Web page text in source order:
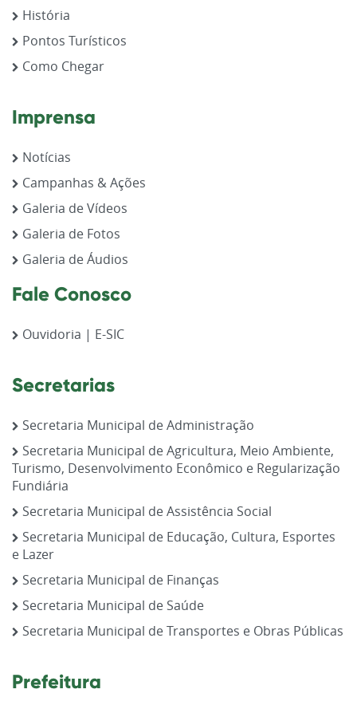
História
Pontos Turísticos
Como Chegar
Imprensa
Notícias
Campanhas & Ações
Galeria de Vídeos
Galeria de Fotos
Galeria de Áudios
Fale Conosco
Ouvidoria | E-SIC
Secretarias
Secretaria Municipal de Administração
Secretaria Municipal de Agricultura, Meio Ambiente,
Turismo, Desenvolvimento Econômico e Regularização
Fundiária
Secretaria Municipal de Assistência Social
Secretaria Municipal de Educação, Cultura, Esportes
e Lazer
Secretaria Municipal de Finanças
Secretaria Municipal de Saúde
Secretaria Municipal de Transportes e Obras Públicas
Prefeitura